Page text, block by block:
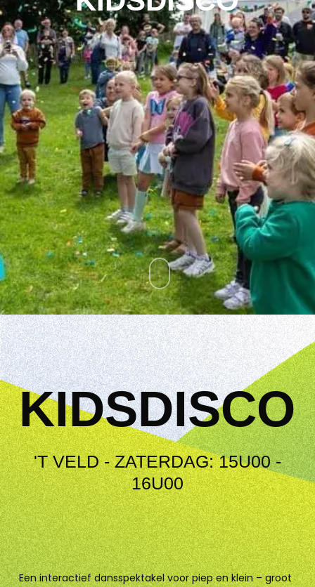
KIDSDISCO
'T VELD - ZATERDAG: 15U00 -
16U00
Een interactief dansspektakel voor piep en klein – groot